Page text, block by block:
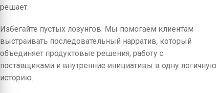
решает.
Избегайте пустых лозунгов. Мы помогаем клиентам
выстраивать последовательный нарратив, который
объединяет продуктовые решения, работу с
поставщиками и внутренние инициативы в одну логичную
историю.